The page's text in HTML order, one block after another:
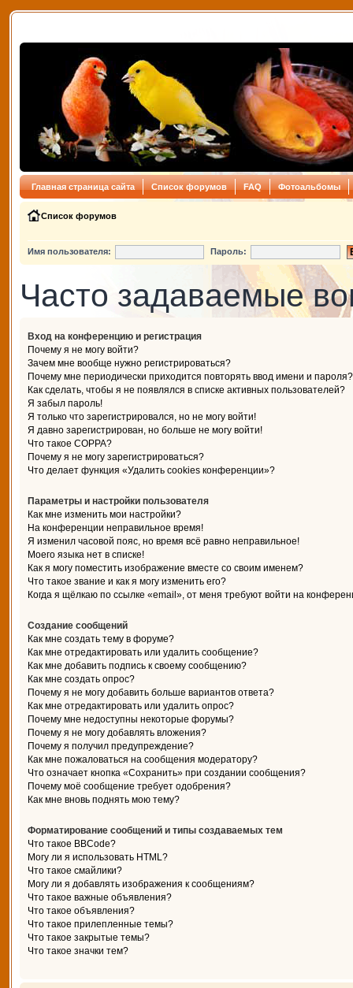
Главная страница сайта Список форумов FAQ Фотоальбомы
Список форумов
Имя пользователя: Пароль:
Часто задаваемые
Вход на конференцию и регистрация
Почему я не могу войти?
Зачем мне вообще нужно регистрироваться?
Почему мне периодически приходится повторять ввод имени и пароля?
Как сделать, чтобы я не появлялся в списке активных пользователей?
Я забыл пароль!
Я только что зарегистрировался, но не могу войти!
Я давно зарегистрирован, но больше не могу войти!
Что такое COPPA?
Почему я не могу зарегистрироваться?
Что делает функция «Удалить cookies конференции»?
Параметры и настройки пользователя
Как мне изменить мои настройки?
На конференции неправильное время!
Я изменил часовой пояс, но время всё равно неправильное!
Моего языка нет в списке!
Как я могу поместить изображение вместе со своим именем?
Что такое звание и как я могу изменить его?
Когда я щёлкаю по ссылке «email», от меня требуют войти на
Создание сообщений
Как мне создать тему в форуме?
Как мне отредактировать или удалить сообщение?
Как мне добавить подпись к своему сообщению?
Как мне создать опрос?
Почему я не могу добавить больше вариантов ответа?
Как мне отредактировать или удалить опрос?
Почему мне недоступны некоторые форумы?
Почему я не могу добавлять вложения?
Почему я получил предупреждение?
Как мне пожаловаться на сообщения модератору?
Что означает кнопка «Сохранить» при создании сообщения?
Почему моё сообщение требует одобрения?
Как мне вновь поднять мою тему?
Форматирование сообщений и типы создаваемых тем
Что такое BBCode?
Могу ли я использовать HTML?
Что такое смайлики?
Могу ли я добавлять изображения к сообщениям?
Что такое важные объявления?
Что такое объявления?
Что такое прилепленные темы?
Что такое закрытые темы?
Что такое значки тем?